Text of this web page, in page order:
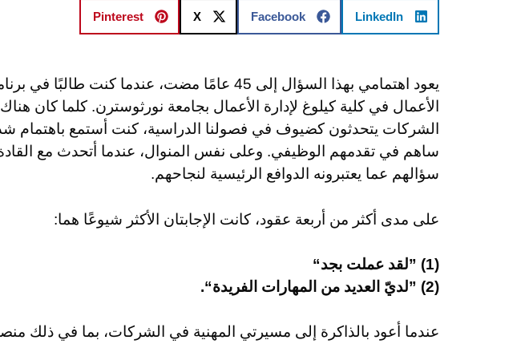
LinkedIn
Facebook
X
Pinterest
يعود اهتمامي بهذا السؤال إلى 45 عامًا مضت، عندما كنت
الأعمال في كلية كيلوغ لإدارة الأعمال بجامعة نورثوسترن. كلما كان
الشركات يتحدثون كضيوف في فصولنا الدراسية، كنت أستمع باهتمام
ساهم في تقدمهم الوظيفي. وعلى نفس المنوال، عندما أتحدث مع
سؤالهم عما يعتبرونه الدوافع الرئيسية لنجاحهم.
على مدى أكثر من أربعة عقود، كانت الإجابتان الأكثر شيوعًا هما:
(1) ”لقد عملت بجد“
(2) ”لديّ العديد من المهارات الفريدة“.
عندما أعود بالذاكرة إلى مسيرتي المهنية في الشركات، بما في ذلك